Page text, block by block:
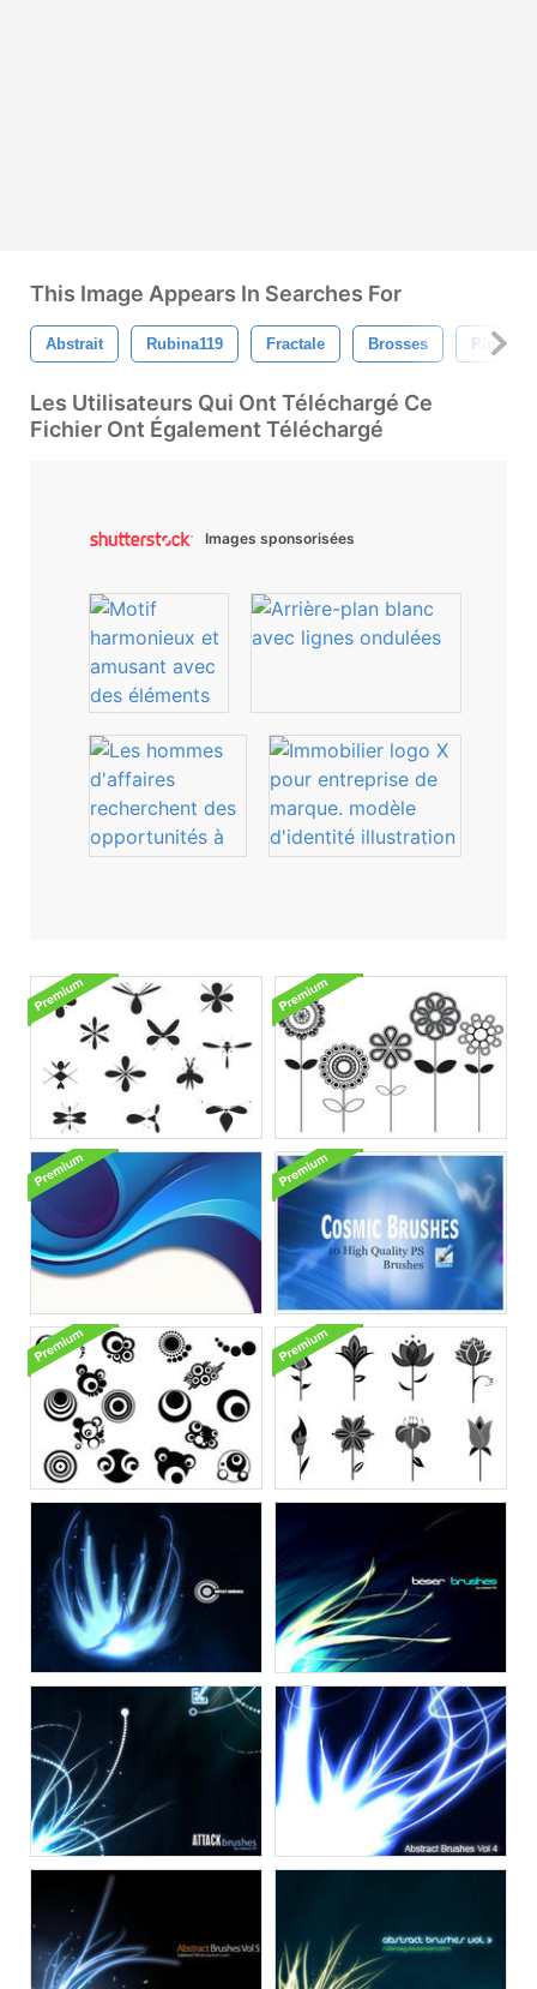
This Image Appears In Searches For
Abstrait Rubina119 Fractale Brosses
Les Utilisateurs Qui Ont Téléchargé Ce
Fichier Ont Également Téléchargé
Images sponsorisées